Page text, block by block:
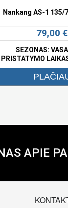
Nankang AS-1 135/
79,00 €
SEZONAS:
PRISTATYMO
APIE